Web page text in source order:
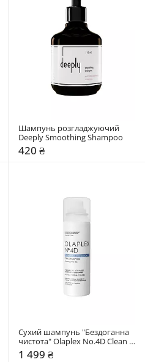
Шампунь розгладжуючий
Deeply Smoothing Shampoo
420 ₴
Сухий шампунь "Бездоганна
чистота" Olaplex No.4D Clean
Volume Detox Dry Shampoo
1 499 ₴